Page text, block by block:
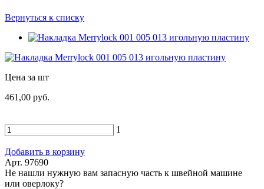
Вернуться к списку
Цена за шт
461,00 руб.
1
Добавить в корзину
Арт. 97690
Не нашли нужную вам запасную часть к швейной машине
или оверлоку?